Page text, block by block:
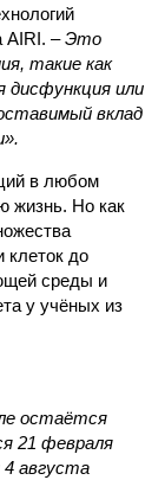
AIRI. –Это
такие как
дисфункция или
вклад
в любом
жизнь. Но как
клеток до
среды и
у учёных из
остаётся
21 февраля
4 августа